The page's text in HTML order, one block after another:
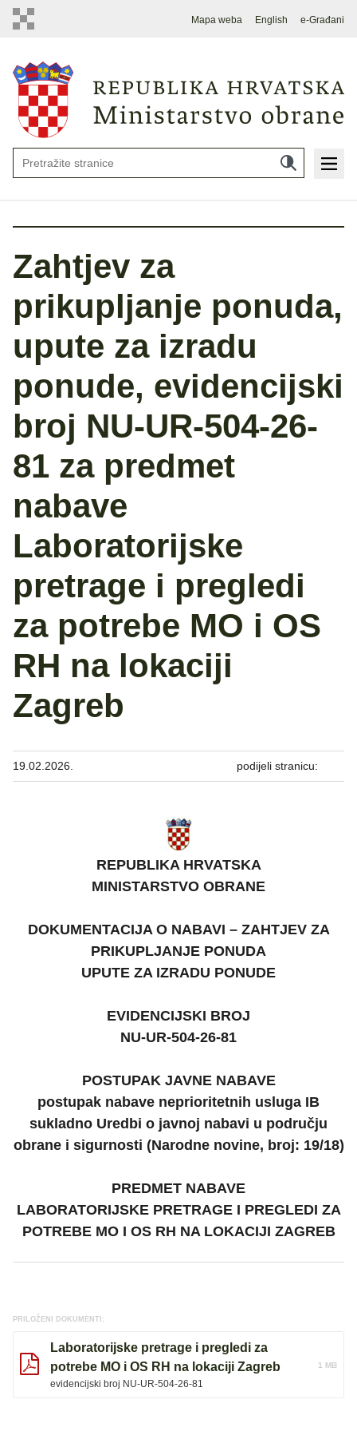
Mapa weba English e-Građani
Zahtjev za
prikupljanje ponuda,
upute za izradu
ponude, evidencijski
broj NU-UR-504-26-
81 za predmet
nabave
Laboratorijske
pretrage i pregledi
za potrebe MO i OS
RH na lokaciji
Zagreb
19.02.2026. podijeli stranicu:
REPUBLIKA HRVATSKA
MINISTARSTVO OBRANE
DOKUMENTACIJA O NABAVI – ZAHTJEV ZA
PRIKUPLJANJE PONUDA
UPUTE ZA IZRADU PONUDE
EVIDENCIJSKI BROJ
NU-UR-504-26-81
POSTUPAK JAVNE NABAVE
postupak nabave neprioritetnih usluga IB
sukladno Uredbi o javnoj nabavi u području
obrane i sigurnosti (Narodne novine, broj: 19/18)
PREDMET NABAVE
LABORATORIJSKE PRETRAGE I PREGLEDI ZA
POTREBE MO I OS RH NA LOKACIJI ZAGREB
PRILOŽENI DOKUMENTI:
Laboratorijske pretrage i pregledi za
potrebe MO i OS RH na lokaciji Zagreb
evidencijski broj NU-UR-504-26-81
1 MB